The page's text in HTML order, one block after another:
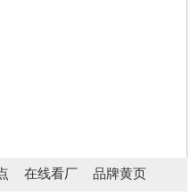
在线看厂 品牌黄页